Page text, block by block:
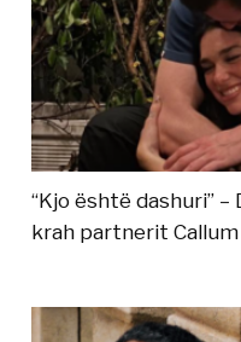
“Kjo është dashuri”
krah partnerit